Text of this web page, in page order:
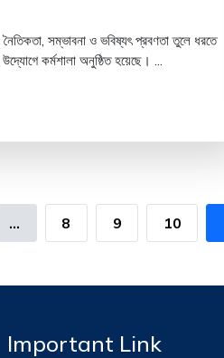
সম্ভাবনা ও ভবিষ্যৎ প্রবণতা তুলে ধরতে
কর্মশালা অনুষ্ঠিত হয়েছে। ...
... 8 9 10
Important Link